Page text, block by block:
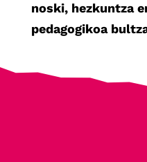
noski, hezkuntza
pedagogikoa